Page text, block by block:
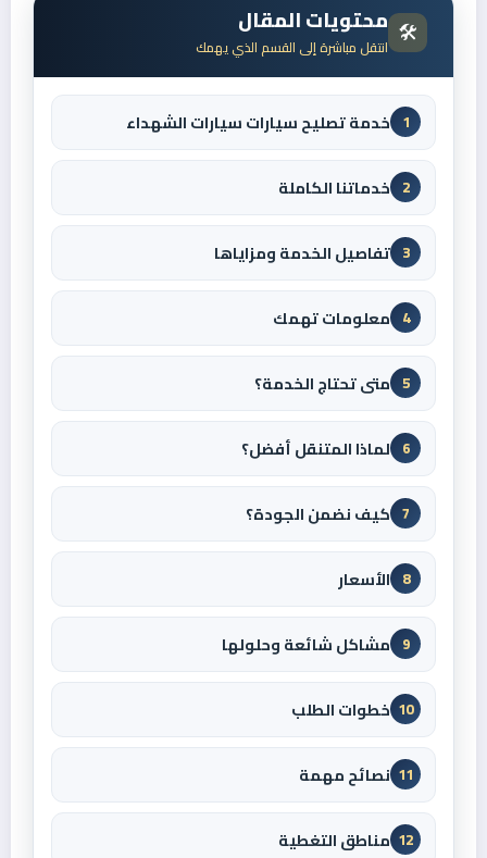
🛠️ محتويات المقال
انتقل مباشرة إلى القسم الذي يهمك
1 خدمة تصليح سيارات سيارات الشهداء
2 خدماتنا الكاملة
3 تفاصيل الخدمة ومزاياها
4 معلومات تهمك
5 متى تحتاج الخدمة؟
6 لماذا المتنقل أفضل؟
7 كيف نضمن الجودة؟
8 الأسعار
9 مشاكل شائعة وحلولها
10 خطوات الطلب
11 نصائح مهمة
12 مناطق التغطية